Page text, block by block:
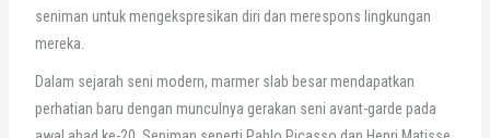
seniman untuk mengekspresikan diri dan merespons lingkungan
mereka.
Dalam sejarah seni modern, marmer slab besar mendapatkan
perhatian baru dengan munculnya gerakan seni avant-garde pada